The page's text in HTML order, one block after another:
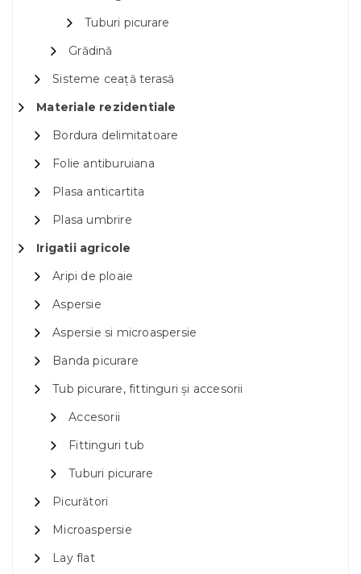
Tuburi picurare
Grădină
Sisteme ceață terasă
Materiale rezidentiale
Bordura delimitatoare
Folie antiburuiana
Plasa anticartita
Plasa umbrire
Irigatii agricole
Aripi de ploaie
Aspersie
Aspersie si microaspersie
Banda picurare
Tub picurare, fittinguri și accesorii
Accesorii
Fittinguri tub
Tuburi picurare
Picurători
Microaspersie
Lay flat